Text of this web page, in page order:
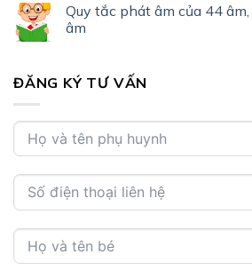
Quy tắc phát âm của 44
âm
ĐĂNG KÝ TƯ VẤN